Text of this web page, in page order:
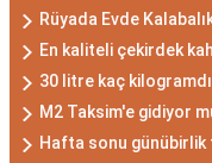
Rüyada Evde
En kaliteli çekirdek
30 litre kaç
M2 Taksim'e gidiyor
Hafta sonu günübirlik